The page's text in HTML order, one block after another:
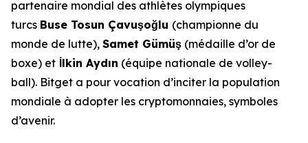
partenaire mondial des athlètes olympiques
turcs Buse Tosun Çavuşoğlu (championne du
monde de lutte), Samet Gümüş (médaille d’or de
boxe) et İlkin Aydın (équipe nationale de volley-
ball). Bitget a pour vocation d’inciter la population
mondiale à adopter les cryptomonnaies, symboles
d’avenir.